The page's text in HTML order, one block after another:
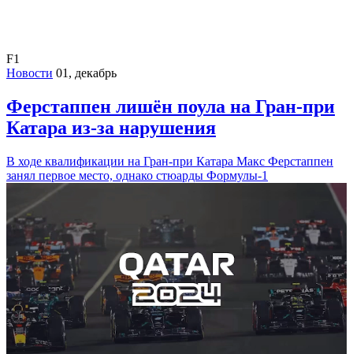
F1
Новости 01, декабрь
Ферстаппен лишён поула на Гран-при
Катара из-за нарушения
В ходе квалификации на Гран-при Катара Макс Ферстаппен
занял первое место, однако стюарды Формулы-1